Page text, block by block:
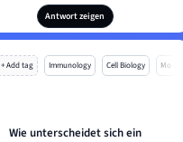
Antwort zeigen
+ Add tag Immunology Cell Biology Mo
Wie unterscheidet sich ein